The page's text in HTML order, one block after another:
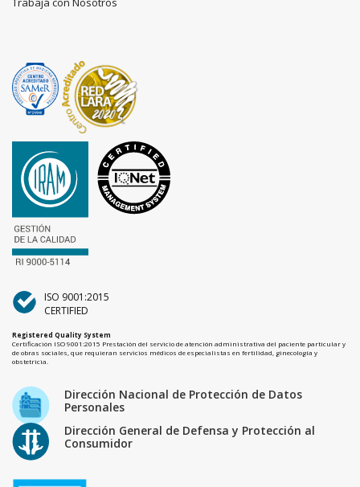
ISO 9001:2015
CERTIFIED
Registered Quality System
Certificación ISO 9001:2015 Prestación del servicio de atención administrativa del paciente particular y
de obras sociales, que requieran servicios médicos de especialistas en fertilidad, ginecología y
obstetricia.
Dirección Nacional de Protección de Datos
Personales
Dirección General de Defensa y Protección al
Consumidor